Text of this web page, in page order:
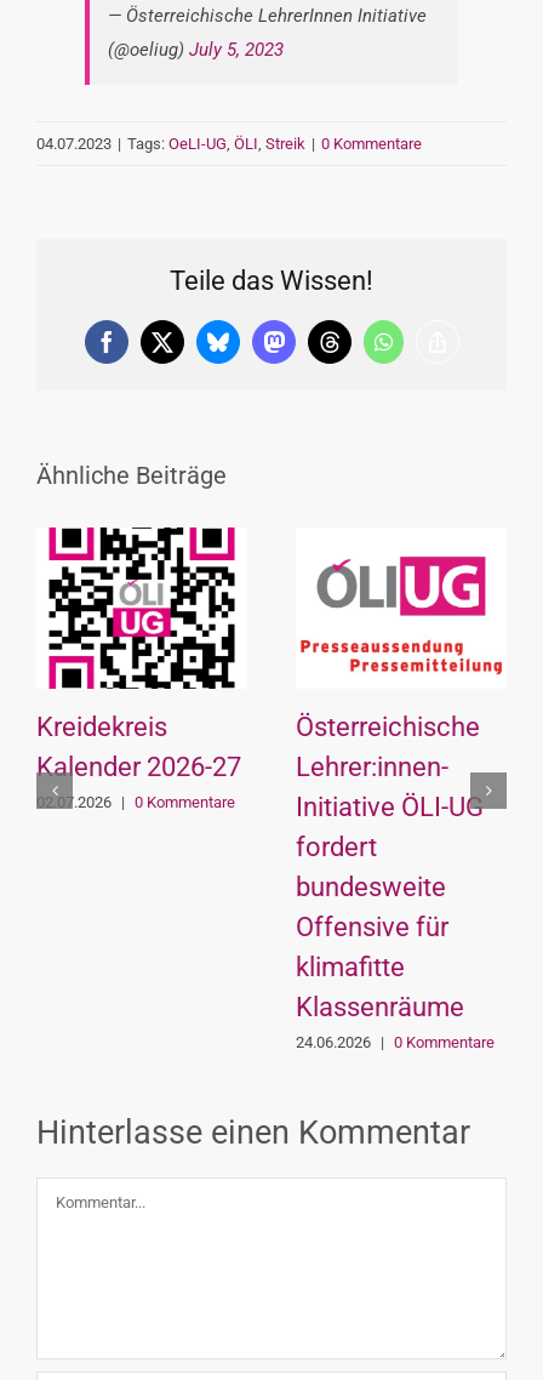
— Österreichische LehrerInnen Initiative
(@oeliug) July 5, 2023
04.07.2023 | Tags: OeLI-UG ÖLI Streik | 0 Kommentare
Teile das Wissen!
Facebook
X BlueskyMastodonThreadsWhatsApp
Ähnliche Beiträge
Kreidekreis
Kalender 2026-27
02.07.2026 | 0 Kommentare
Österreichische
Lehrer:innen-
Initiative ÖLI-UG
fordert
bundesweite
Offensive für
klimafitte
Klassenräume
24.06.2026 | 0 Kommentare
Hinterlasse einen Kommentar
Kommentar